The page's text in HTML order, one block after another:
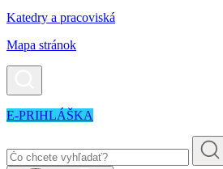
Katedry a pracoviská
Mapa stránok
E-PRIHLÁŠKA